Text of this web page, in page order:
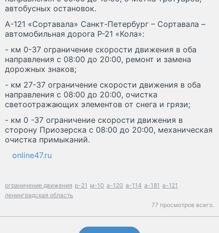
автобусных остановок.
А-121 «Сортавала» Санкт-Петербург – Сортавала –
автомобильная дорога Р-21 «Кола»:
- км 0-37 ограничение скорости движения в оба
направления с 08:00 до 20:00, ремонт и замена
дорожных знаков;
- км 27-37 ограничение скорости движения в оба
направления с 08:00 до 20:00, очистка
светоотражающих элементов от снега и грязи;
- км 0 -37 ограничение скорости движения в
сторону Приозерска с 08:00 до 20:00, механическая
очистка примыканий.
online47.ru
ограничение движения р-21 м-10 а-120 а-114 а-181 а-121
ленинградская область
77 просмотров всего.